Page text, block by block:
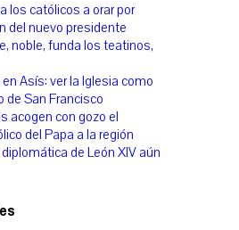
los católicos a orar por
del nuevo presidente
noble, funda los teatinos,
Asís: ver la Iglesia como
de San Francisco
acogen con gozo el
del Papa a la región
de León XIV aún